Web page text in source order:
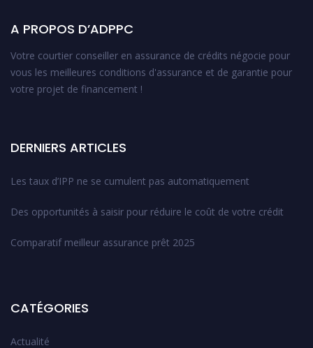
A PROPOS D’ADPPC
Votre courtier conseiller en assurance de crédits négocie pour
vous les meilleures conditions d'assurance et de garantie pour
votre projet de financement !
DERNIERS ARTICLES
Les taux d’IPP ne se cumulent pas automatiquement
Des opportunités à saisir pour réduire le coût de votre crédit
Comparatif meilleur assurance prêt 2025
CATÉGORIES
Actualité